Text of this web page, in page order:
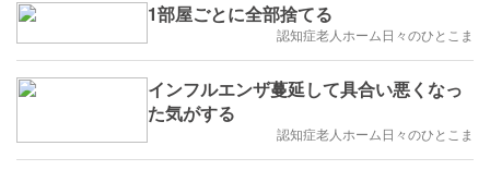
1部屋ごとに全部捨てる
認知症老人ホーム日々のひとこま
インフルエンザ蔓延して具合い悪くなっ
た気がする
認知症老人ホーム日々のひとこま